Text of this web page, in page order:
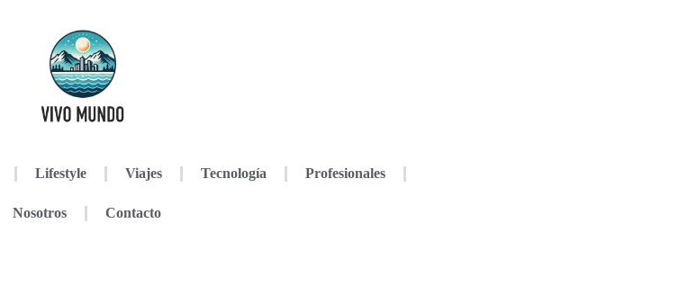
Lifestyle Viajes Tecnología Profesionales
Nosotros Contacto